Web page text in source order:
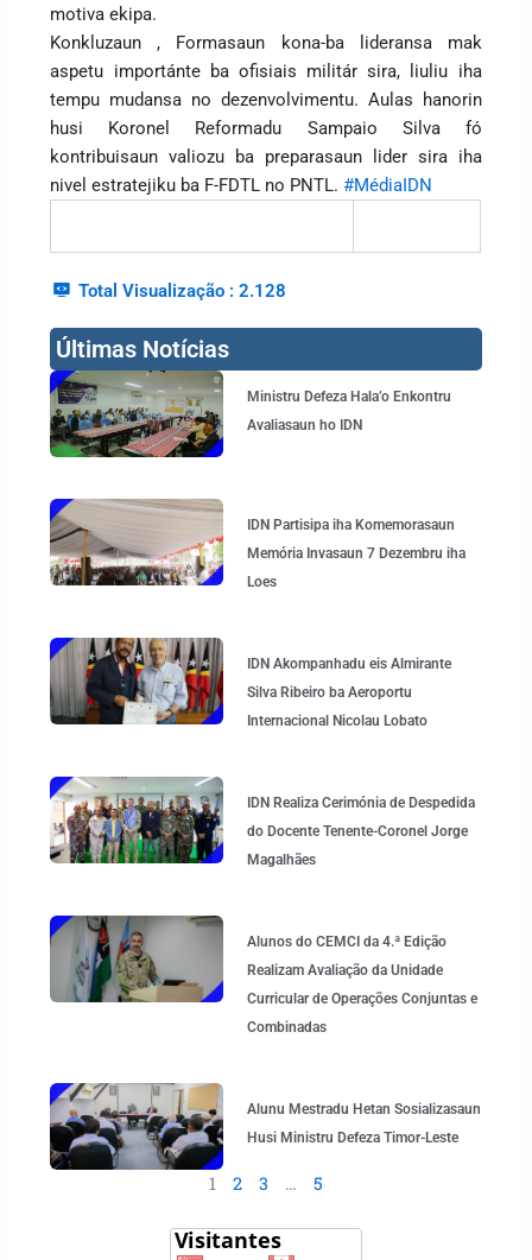
motiva ekipa.
Konkluzaun , Formasaun kona-ba lideransa mak
aspetu importánte ba ofisiais militár sira, liuliu iha
tempu mudansa no dezenvolvimentu. Aulas hanorin
husi Koronel Reformadu Sampaio Silva fó
kontribuisaun valiozu ba preparasaun lider sira iha
nivel estratejiku ba F-FDTL no PNTL.#MédiaIDN
Total Visualização : 2.128
Últimas Notícias
Ministru Defeza Hala’o Enkontru
Avaliasaun ho IDN
IDN Partisipa iha Komemorasaun
Memória Invasaun 7 Dezembru iha
Loes
IDN Akompanhadu eis Almirante
Silva Ribeiro ba Aeroportu
Internacional Nicolau Lobato
IDN Realiza Cerimónia de Despedida
do Docente Tenente-Coronel Jorge
Magalhães
Alunos do CEMCI da 4.ª Edição
Realizam Avaliação da Unidade
Curricular de Operações Conjuntas e
Combinadas
Alunu Mestradu Hetan Sosializasaun
Husi Ministru Defeza Timor-Leste
Page
1 2 3 … 5